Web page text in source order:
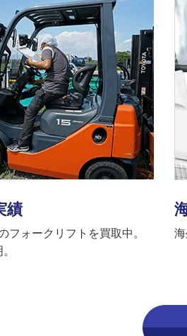
績
フォークリフトを買取中。